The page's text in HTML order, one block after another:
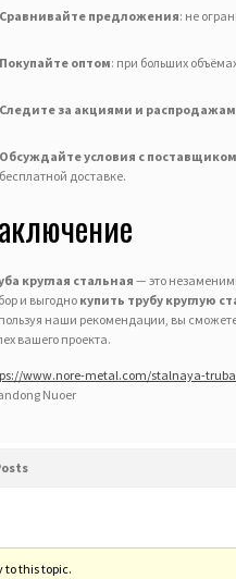
Сравнивайте предложения: не
Покупайте оптом: при больших
Следите за акциями и
Обсуждайте условия с поставщиком
бесплатной доставке.
круглая стальная— это
и выгодно купить трубу круглую
наши рекомендации, вы
вашего проекта.
www.nore-metal.com/stalnaya-truba
Nuoer
to this topic.